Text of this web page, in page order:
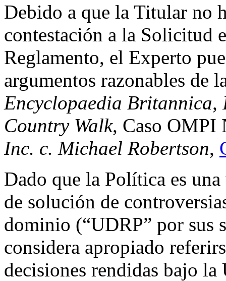
Debido a que la Titular no
contestación a la Solicitud
Reglamento, el Experto
argumentos razonables de
Encyclopaedia
Country Walk, Caso OMPI
Inc. c. Michael Robertson,
Dado que la Política es
de solución de
dominio (“UDRP” por sus
considera apropiado
decisiones rendidas bajo la